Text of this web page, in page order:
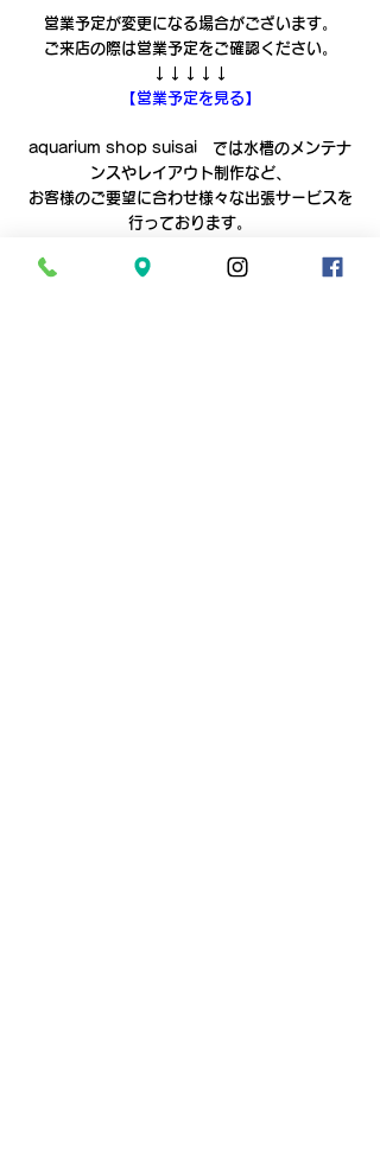
営業予定が変更になる場合がございます。
ご来店の際は営業予定をご確認ください。
↓↓↓↓↓
【営業予定を見る】
aquarium shop suisai　では水槽のメンテナ
ンスやレイアウト制作など、
お客様のご要望に合わせ様々な出張サービスを
行っております。
ら、まずは一度ご相談ください。